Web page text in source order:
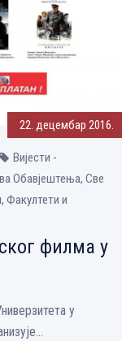
22. децембар 2016.
Вијести -
Обавјештења, Све
Факултети и
филма у
у